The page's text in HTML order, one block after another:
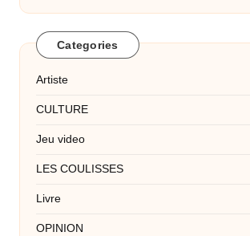
Categories
Artiste
CULTURE
Jeu video
LES COULISSES
Livre
OPINION